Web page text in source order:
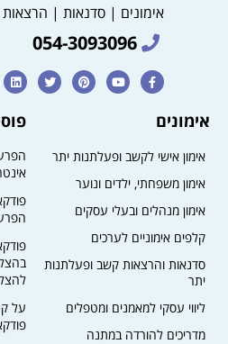
אימונים | סדנאות |
054-3093096
אימונים
אימון אישי לקשב ופעלתנות יתר
אימון משפחתי, ילדים ונוער
אימון מנהלים ובעלי עסקים
קלפים אימוניים לערכים
סדנאות והרצאות קשב ופעלתנות
יתר
ליווי עסקי למאמנים ומטפלים
מדריכים להורדה במתנה
על